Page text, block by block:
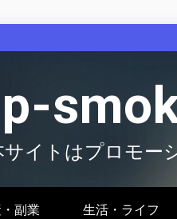
サイトはプロモー
副業 生活・ライフ